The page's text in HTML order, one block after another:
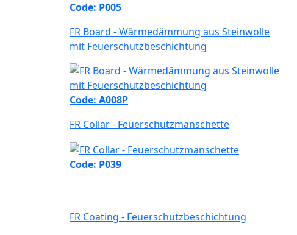
Code: P005
FR Board - Wärmedämmung aus Steinwolle
mit Feuerschutzbeschichtung
Code: A008P
FR Collar - Feuerschutzmanschette
Code: P039
FR Coating - Feuerschutzbeschichtung